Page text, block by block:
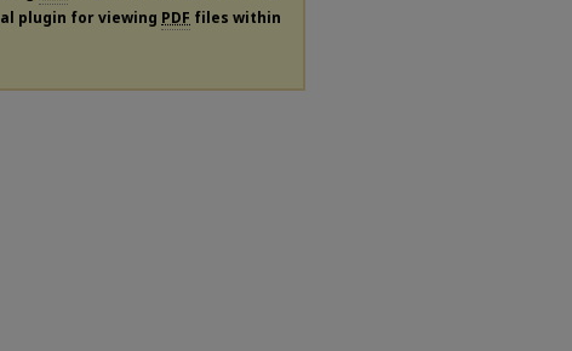
plugin for viewing PDF files within